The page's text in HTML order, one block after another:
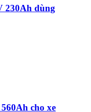
230Ah dùng
cho xe